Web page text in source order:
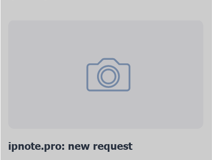
ipnote.pro: new request